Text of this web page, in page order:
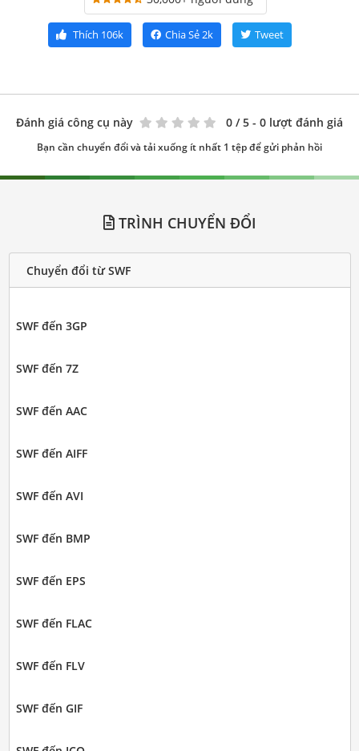
Thích 106k Chia Sẻ2k Tweet
Đánh giá công cụ này 0 / 5 - 0 lượt đánh giá
Bạn cần chuyển đổi và tải xuống ít nhất 1 tệp để gửi phản hồi
TRÌNH CHUYỂN ĐỔI
Chuyển đổi từ SWF
SWF đến 3GP
SWF đến 7Z
SWF đến AAC
SWF đến AIFF
SWF đến AVI
SWF đến BMP
SWF đến EPS
SWF đến FLAC
SWF đến FLV
SWF đến GIF